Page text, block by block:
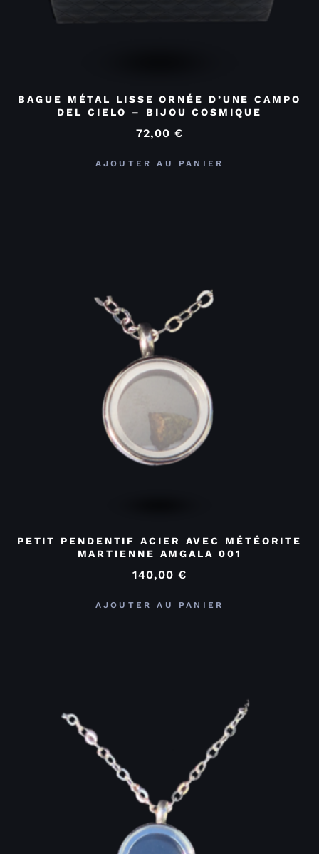
BAGUE MÉTAL LISSE ORNÉE D’UNE CAMPO
DEL CIELO – BIJOU COSMIQUE
72,00 €
AJOUTER AU PANIER
PETIT PENDENTIF ACIER AVEC MÉTÉORITE
MARTIENNE AMGALA 001
140,00 €
AJOUTER AU PANIER